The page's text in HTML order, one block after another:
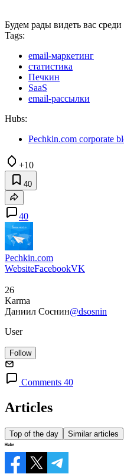
Будем рады видеть вас
Tags:
email-маркетинг
статистика
Печкин
SaaS
email-рассылки
Hubs:
Pechkin.com corporate
+10
40
40
Pechkin.com
WebsiteFacebookVK
26
Karma
Даниил Соснин@dsosnin
User
Follow
Comments 40
Articles
Top of the day Similar articles